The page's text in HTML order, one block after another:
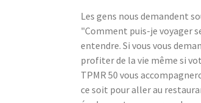
Les gens nous demandent
"Comment puis-je voyager
entendre. Si vous vous
profiter de la vie même si
TPMR 50 vous
ce soit pour aller au